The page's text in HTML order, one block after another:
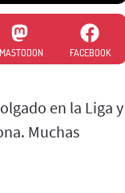
MASTODON FACEBOOK
en la Liga y
Muchas